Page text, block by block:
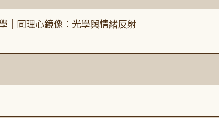
｜同理心鏡像：光學與情緒反射